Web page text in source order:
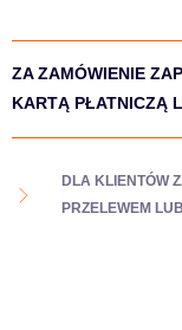
ZA ZAMÓWIENIE
KARTĄ PŁATNICZĄ
DLA KLIENTÓW
PRZELEWEM